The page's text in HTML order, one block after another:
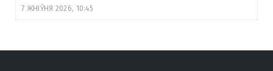
7 ЖНІЎНЯ 2026, 10:45